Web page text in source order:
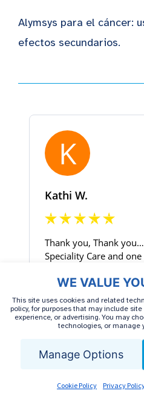
WE VALUE
This site uses cookies and related
policy, for purposes that may include
experience, or advertising. You may
technologies, or manage
Manage Options
Cookie Policy Privacy
Alymsys para el cáncer:
efectos secundarios.